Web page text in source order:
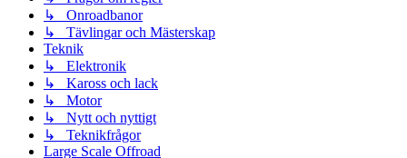
↳ Onroadbanor
↳ Tävlingar och Mästerskap
Teknik
↳ Elektronik
↳ Kaross och lack
↳ Motor
↳ Nytt och nyttigt
↳ Teknikfrågor
Large Scale Offroad